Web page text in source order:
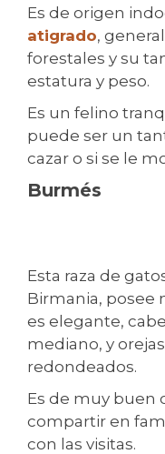
Es de origen
atigrado,
forestales y su
estatura y peso.
Es un felino
puede ser un
cazar o si se le
Burmés
Esta raza de
Birmania, posee
es elegante,
mediano, y
redondeados.
Es de muy buen
compartir en
con las visitas.